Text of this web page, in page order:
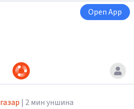
Open App
| 2 мин уншина